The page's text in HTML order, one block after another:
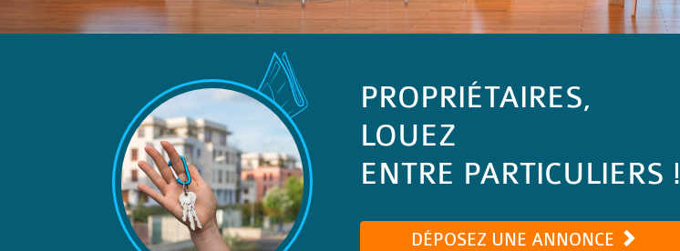
PROPRIÉTAIRES,
LOUEZ
ENTRE PARTICULIERS !
DÉPOSEZ UNE ANNONCE